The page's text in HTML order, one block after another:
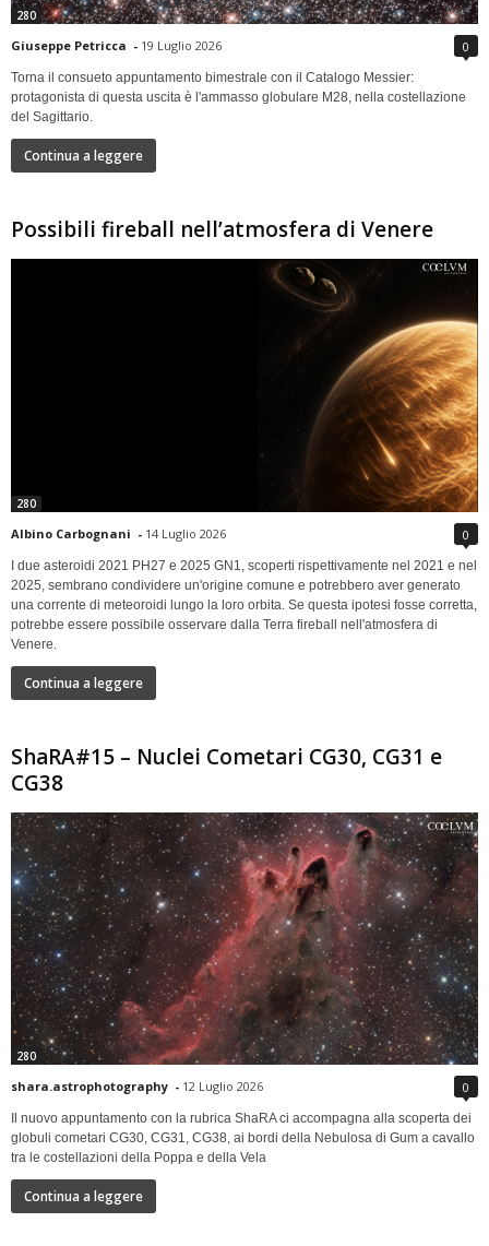
280
Giuseppe Petricca - 19 Luglio 2026 0
Torna il consueto appuntamento bimestrale con il Catalogo Messier:
protagonista di questa uscita è l'ammasso globulare M28, nella costellazione
del Sagittario.
Continua a leggere
Possibili fireball nell’atmosfera di Venere
280
Albino Carbognani - 14 Luglio 2026 0
I due asteroidi 2021 PH27 e 2025 GN1, scoperti rispettivamente nel 2021 e nel
2025, sembrano condividere un'origine comune e potrebbero aver generato
una corrente di meteoroidi lungo la loro orbita. Se questa ipotesi fosse corretta,
potrebbe essere possibile osservare dalla Terra fireball nell'atmosfera di
Venere.
Continua a leggere
ShaRA#15 – Nuclei Cometari CG30, CG31 e
CG38
280
shara.astrophotography - 12 Luglio 2026 0
Il nuovo appuntamento con la rubrica ShaRA ci accompagna alla scoperta dei
globuli cometari CG30, CG31, CG38, ai bordi della Nebulosa di Gum a cavallo
tra le costellazioni della Poppa e della Vela
Continua a leggere